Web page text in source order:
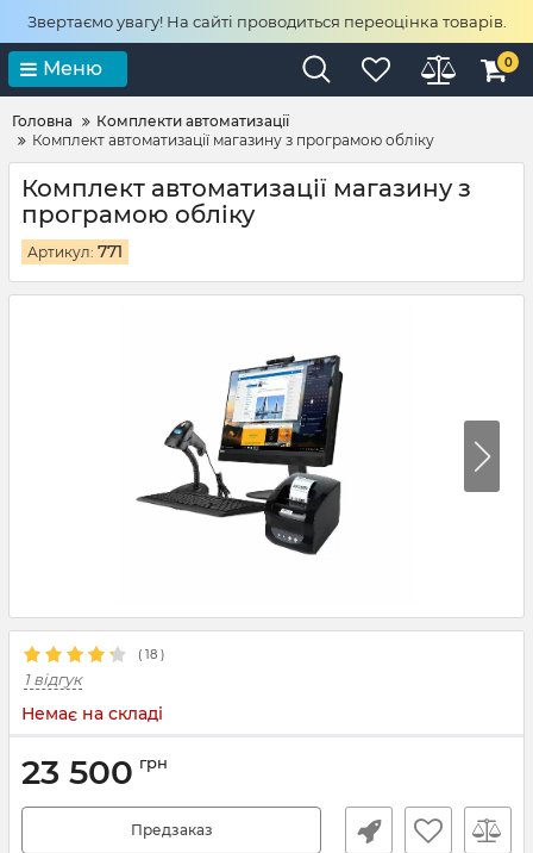
Звертаємо увагу! На сайті проводиться переоцінка товарів.
Меню 0
Головна
Комплекти автоматизації
Комплект автоматизації магазину з програмою обліку
Комплект автоматизації магазину з
програмою обліку
Артикул: 771
( 18 )
1 відгук
Немає на складі
23 500 грн
Предзаказ